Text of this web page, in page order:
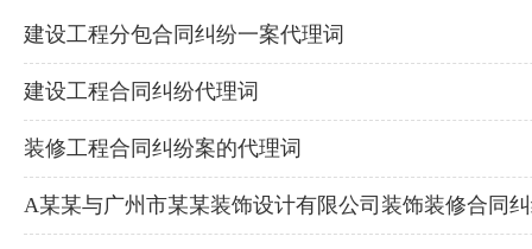
建设工程分包合同纠纷一案代理词
建设工程合同纠纷代理词
装修工程合同纠纷案的代理词
A某某与广州市某某装饰设计有限公司装饰装修合同